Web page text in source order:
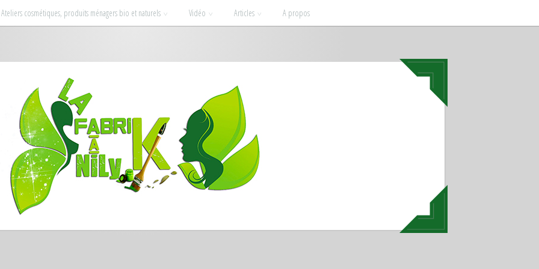
Ateliers cosmétiques, produits ménagers bio et naturels Vidéo Articles A propos